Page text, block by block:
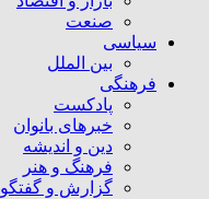
صنعت
سیاسی
بین الملل
فرهنگی
پادکست
خبرهای بانوان
دین و اندیشه
فرهنگ و هنر
گزارش و گفتگو